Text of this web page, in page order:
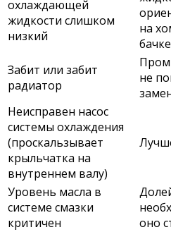
охлаждающей
жидкости слишком
низкий
на
бачке
Забит или забит
радиатор
не
Неисправен насос
системы охлаждения
(проскальзывает
крыльчатка на
внутреннем валу)
Уровень масла в
системе смазки
критичен
оно